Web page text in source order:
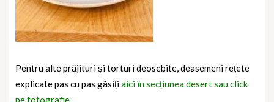
Pentru alte prăjituri și torturi deosebite, deasemeni rețete
explicate pas cu pas găsițiaici în secțiunea desert sau click
pe fotografie.